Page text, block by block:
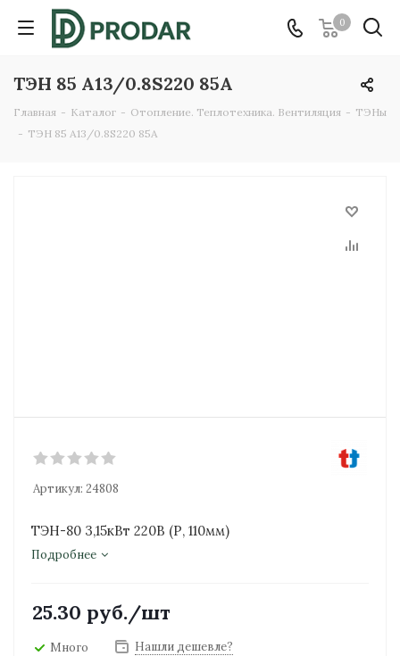
0
ТЭН 85 А13/0.8S220 85А
Главная - Каталог - Отопление. Теплотехника. Вентиляция - ТЭНы
- ТЭН 85 А13/0.8S220 85А
Артикул: 24808
ТЭН-80 3,15кВт 220В (Р, 110мм)
Подробнее
25.30 руб./шт
Много Нашли дешевле?